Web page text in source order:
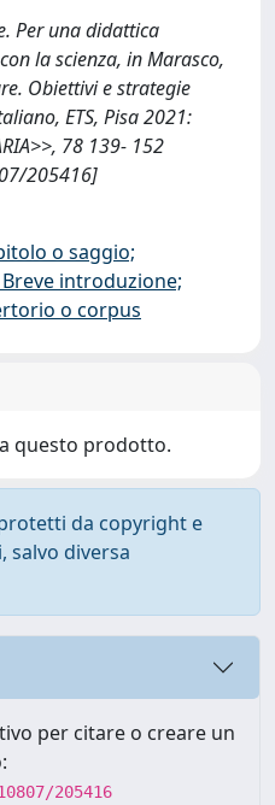
Per una didattica
la scienza, in Marasco,
Obiettivi e strategie
ETS, Pisa 2021:
78 139- 152
205416]
o saggio;
introduzione;
o corpus
questo prodotto.
da copyright e
diversa
per citare o creare un
205416